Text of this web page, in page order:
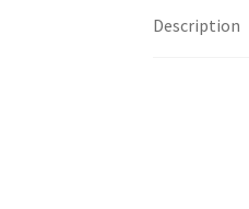
Description